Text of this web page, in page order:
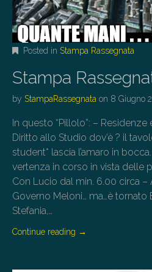
Posted in Stampa Rassegnata
Stampa
by StampaRassegnata on 8 Giugno
In questo “Pillolo”: –
Diritto allo Studio dov’è ? il
student* lascia l’amaro in
vertenza in corso in vista delle
Con Lucio dal min. 6.00 circa –
Governo Meloni… ma…è tornato
Stefania,…
Continue reading →